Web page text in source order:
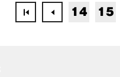
14 15